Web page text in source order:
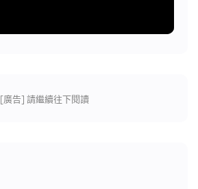
[廣告] 請繼續往下閱讀